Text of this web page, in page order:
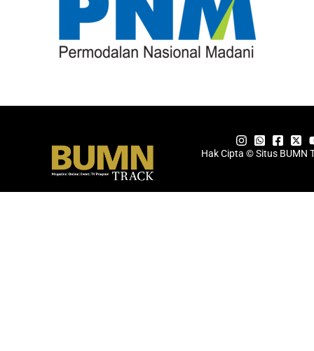
Hak Cipta © Situs BUMN